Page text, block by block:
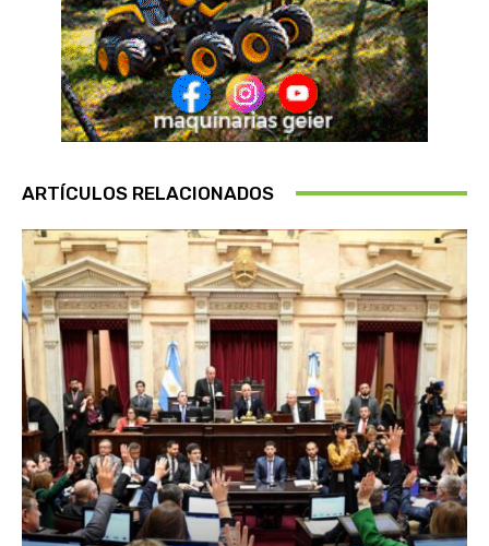
ARTÍCULOS RELACIONADOS